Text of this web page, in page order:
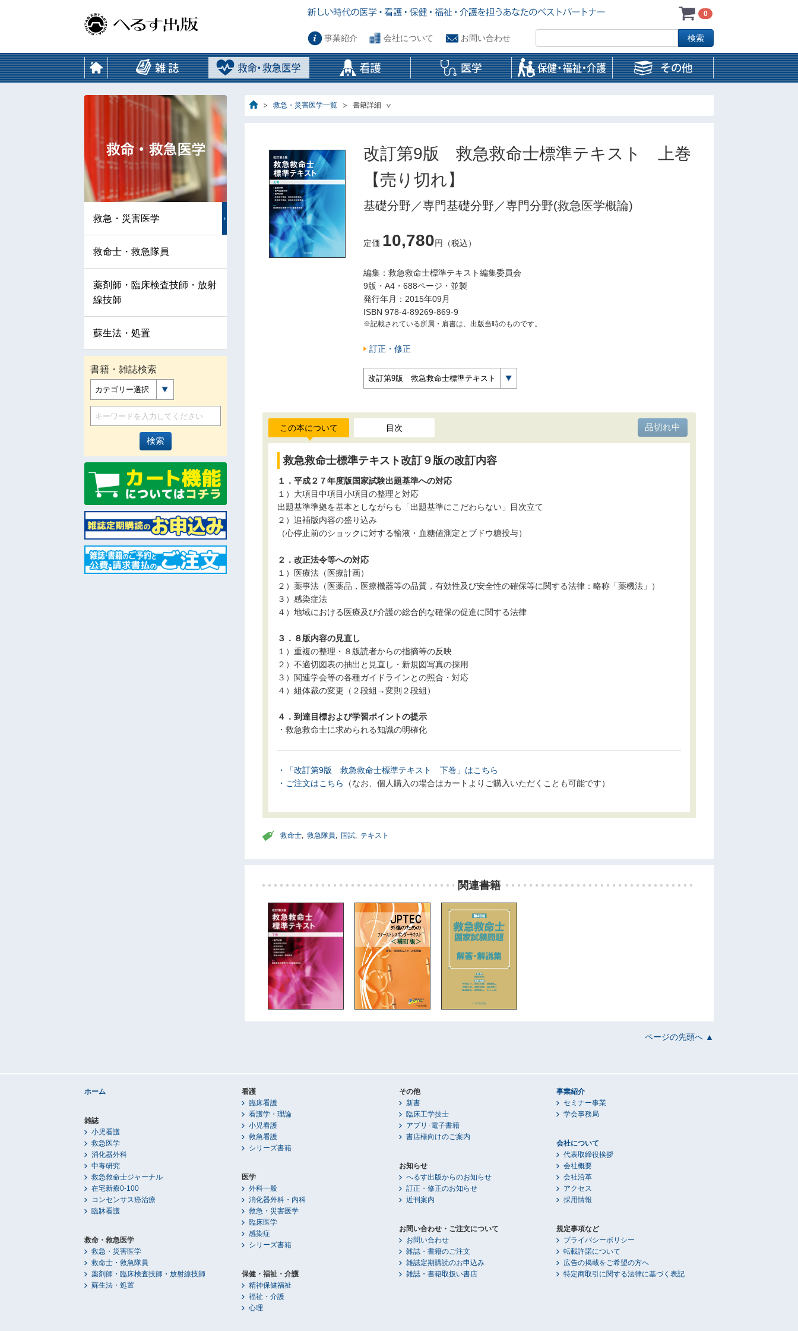
0
事業紹介 会社について お問い合わせ
救急・災害医学一覧 書籍詳細
改訂第9版 救急救命士標準テキスト 上巻
【売り切れ】
基礎分野／専門基礎分野／専門分野(救急医学概論)
定価 10,780円（税込）
編集：救急救命士標準テキスト編集委員会
9版・A4・688ページ・並製
発行年月：2015年09月
ISBN 978-4-89269-869-9
※記載されている所属・肩書は、出版当時のものです。
訂正・修正
改訂第9版 救急救命士標準テキスト
この本について 目次
救急救命士標準テキスト改訂９版の改訂内容
１．平成２７年度版国家試験出題基準への対応
１）大項目中項目小項目の整理と対応
出題基準準拠を基本としながらも「出題基準にこだわらない」目次立て
２）追補版内容の盛り込み
（心停止前のショックに対する輸液・血糖値測定とブドウ糖投与）
２．改正法令等への対応
１）医療法（医療計画）
２）薬事法（医薬品，医療機器等の品質，有効性及び安全性の確保等に関する法律：略称「薬機法」）
３）感染症法
４）地域における医療及び介護の総合的な確保の促進に関する法律
３．８版内容の見直し
１）重複の整理・８版読者からの指摘等の反映
２）不適切図表の抽出と見直し・新規図写真の採用
３）関連学会等の各種ガイドラインとの照合・対応
４）組体裁の変更（２段組→変則２段組）
４．到達目標および学習ポイントの提示
・救急救命士に求められる知識の明確化
・「改訂第9版 救急救命士標準テキスト 下巻」はこちら
・ご注文はこちら
（なお、個人購入の場合はカートよりご購入いただくことも可能です）
救命士 救急隊員 国試 テキスト
関連書籍
救急・災害医学
救命士・救急隊員
薬剤師・臨床検査技師・放射
線技師
蘇生法・処置
書籍・雑誌検索
カテゴリー選択
ページの先頭へ ▲
ホーム
雑誌
小児看護
救急医学
消化器外科
中毒研究
救急救命士ジャーナル
在宅新療0-100
コンセンサス癌治療
臨牀看護
救命・救急医学
救急・災害医学
救命士・救急隊員
薬剤師・臨床検査技師・放射線技師
蘇生法・処置
看護
臨床看護
看護学・理論
小児看護
救急看護
シリーズ書籍
医学
外科一般
消化器外科・内科
救急・災害医学
臨床医学
感染症
シリーズ書籍
保健・福祉・介護
精神保健福祉
福祉・介護
心理
その他
新書
臨床工学技士
アプリ･電子書籍
書店様向けのご案内
お知らせ
へるす出版からのお知らせ
訂正・修正のお知らせ
近刊案内
お問い合わせ・ご注文について
お問い合わせ
雑誌・書籍のご注文
雑誌定期購読のお申込み
雑誌・書籍取扱い書店
事業紹介
セミナー事業
学会事務局
会社について
代表取締役挨拶
会社概要
会社沿革
アクセス
採用情報
規定事項など
プライバシーポリシー
転載許諾について
広告の掲載をご希望の方へ
特定商取引に関する法律に基づく表記